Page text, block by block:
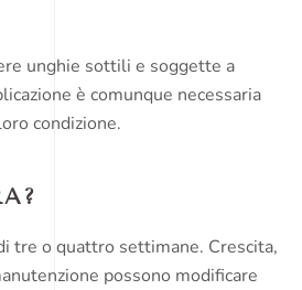
unghie sottili e soggette a
è comunque necessaria
condizione.
tre o quattro settimane. Crescita,
possono modificare